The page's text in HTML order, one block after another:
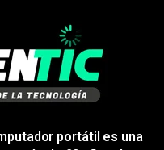
portátil es una